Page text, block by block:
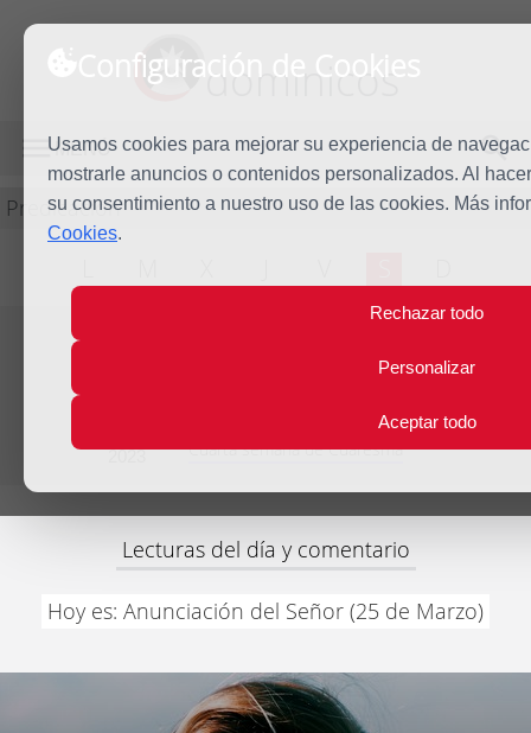
Configuración de Cookies
Usamos cookies para mejorar su experiencia de
mostrarle anuncios o contenidos personalizados. Al
su consentimiento a nuestro uso de las cookies. Más
Cookies.
Rechazar todo
Personalizar
Aceptar todo
dominicos
MENÚ
Predicación
2023
Evangelio del día
Cuarta semana de Cuaresma
Lecturas del día y comentario
Hoy es: Anunciación del Señor (25 de Marzo)